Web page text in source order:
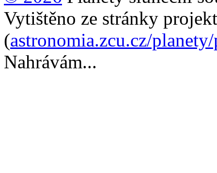
Vytištěno ze stránky
(astronomia.zcu.cz/
Nahrávám...